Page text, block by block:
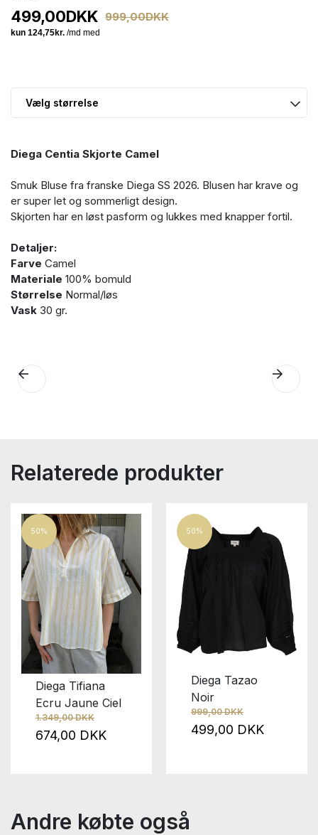
499,00DKK 999,00DKK
Diega Centia Skjorte Camel
Smuk Bluse fra franske Diega SS 2026. Blusen har krave og
er super let og sommerligt design.
Skjorten har en løst pasform og lukkes med knapper fortil.
Detaljer:
Farve Camel
Materiale 100% bomuld
Størrelse Normal/løs
Vask 30 gr.
Relaterede produkter
50%
Diega Tifiana
Ecru Jaune Ciel
1.349,00 DKK
674,00 DKK
50%
Diega Tazao
Noir
999,00 DKK
499,00 DKK
Andre købte også